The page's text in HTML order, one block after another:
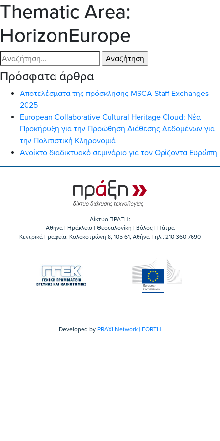
Thematic Area:
HorizonEurope
Αναζήτηση
για:
Πρόσφατα άρθρα
Αποτελέσματα της πρόσκλησης MSCA Staff Exchanges
2025
European Collaborative Cultural Heritage Cloud: Νέα
Προκήρυξη για την Προώθηση Διάθεσης Δεδομένων για
την Πολιτιστική Κληρονομιά
Ανοίκτο διαδικτυακό σεμινάριο για τον Ορίζοντα Ευρώπη
Δίκτυο ΠΡΑΞΗ:
Αθήνα | Ηράκλειο | Θεσσαλονίκη | Βόλος | Πάτρα
Κεντρικά Γραφεία: Kολοκοτρώνη 8, 105 61, Αθήνα Τηλ:. 210 360 7690
Developed by PRAXI Network | FORTH